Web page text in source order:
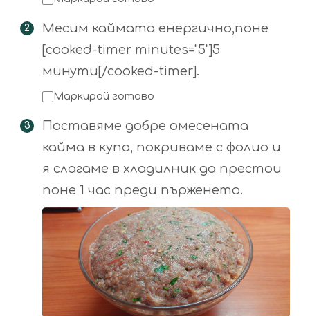
Месим каймата енергично,поне
[cooked-timer minutes="5"]5
минути[/cooked-timer].
Маркирай готово
Поставяме добре омесената
кайма в купа, покриваме с фолио и
я слагаме в хладилник да престои
поне 1 час преди пърженето.